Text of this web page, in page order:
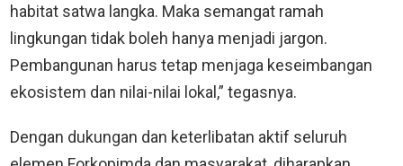
habitat satwa langka. Maka semangat ramah
lingkungan tidak boleh hanya menjadi jargon.
Pembangunan harus tetap menjaga keseimbangan
ekosistem dan nilai-nilai lokal,” tegasnya.
Dengan dukungan dan keterlibatan aktif seluruh